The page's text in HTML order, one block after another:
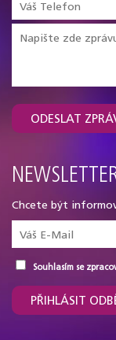
ODESLAT
Chcete být
Souhlasím se
PŘIHLÁSIT